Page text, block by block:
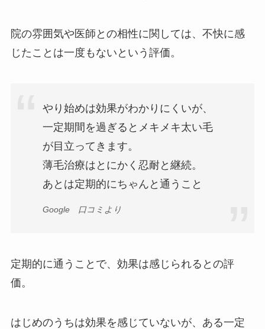
院の雰囲気や医師との相性に関しては、不快に感
じたことは一度もないという評価。
やり始めは効果がわかりにくいが、
一定期間を過ぎるとメキメキ太い毛
が目立ってきます。
薄毛治療はとにかく忍耐と継続。
あとは定期的にちゃんと通うこと
Google 口コミより
定期的に通うことで、効果は感じられるとの評
価。
はじめのうちは効果を感じていないが、ある一定